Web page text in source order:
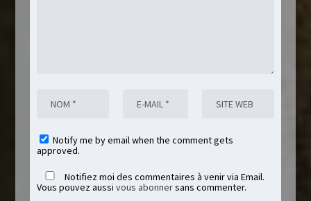
Notify me by email when the comment gets
approved.
Notifiez moi des commentaires à venir via Email.
Vous pouvez aussi vous abonnersans commenter.